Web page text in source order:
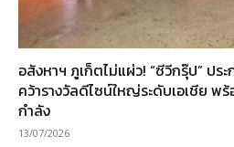
อสังหาฯ ภูเก็ตไม่แผ่ว! “ซีวีกรุ๊ป” ประ
คว้ารางวัลดีไซน์ใหญ่ระดับเอเชีย พ
กำลัง
13/07/2026